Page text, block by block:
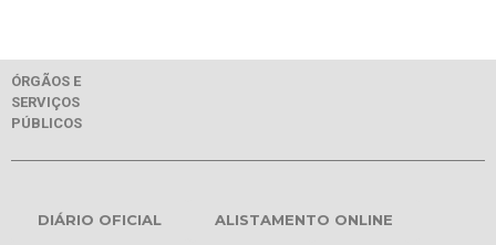
ÓRGÃOS E
SERVIÇOS
PÚBLICOS
DIÁRIO OFICIAL ALISTAMENTO ONLINE